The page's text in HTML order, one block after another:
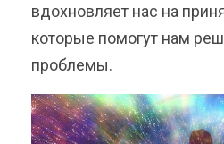
вдохновляет нас на
которые помогут нам
проблемы.